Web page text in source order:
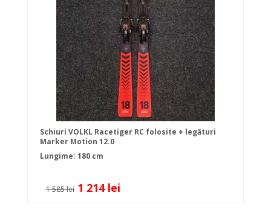
Schiuri VOLKL Racetiger RC folosite + legături
Marker Motion 12.0
Lungime: 180 cm
1 585 lei 1 214 lei